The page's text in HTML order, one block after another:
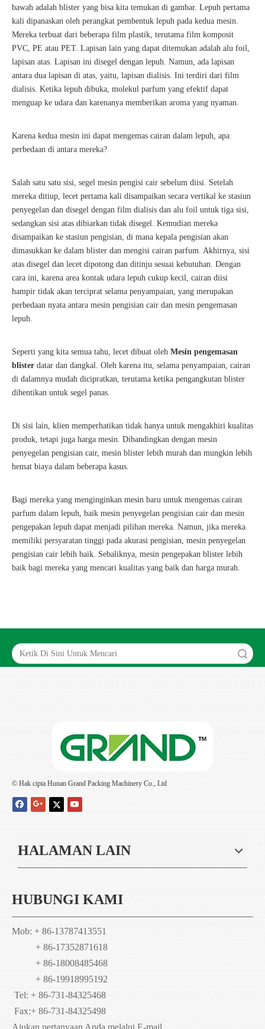
bawah adalah blister yang bisa kita temukan di gambar. Lepuh pertama
kali dipanaskan oleh perangkat pembentuk lepuh pada kedua mesin.
Mereka terbuat dari beberapa film plastik, terutama film komposit
PVC, PE atau PET. Lapisan lain yang dapat ditemukan adalah alu foil,
lapisan atas. Lapisan ini disegel dengan lepuh. Namun, ada lapisan
antara dua lapisan di atas, yaitu, lapisan dialisis. Ini terdiri dari film
dialisis. Ketika lepuh dibuka, molekul parfum yang efektif dapat
menguap ke udara dan karenanya memberikan aroma yang nyaman.
Karena kedua mesin ini dapat mengemas cairan dalam lepuh, apa
perbedaan di antara mereka?
Salah satu satu sisi, segel mesin pengisi cair sebelum diisi. Setelah
mereka ditiup, lecet pertama kali disampaikan secara vertikal ke stasiun
penyegelan dan disegel dengan film dialisis dan alu foil untuk tiga sisi,
sedangkan sisi atas dibiarkan tidak disegel. Kemudian mereka
disampaikan ke stasiun pengisian, di mana kepala pengisian akan
dimasukkan ke dalam blister dan mengisi cairan parfum. Akhirnya, sisi
atas disegel dan lecet dipotong dan ditinju sesuai kebutuhan. Dengan
cara ini, karena area kontak udara lepuh cukup kecil, cairan diisi
hampir tidak akan terciprat selama penyampaian, yang merupakan
perbedaan nyata antara mesin pengisian cair dan mesin pengemasan
lepuh.
Seperti yang kita semua tahu, lecet dibuat oleh Mesin pengemasan
blister datar dan dangkal. Oleh karena itu, selama penyampaian, cairan
di dalamnya mudah dicipratkan, terutama ketika pengangkutan blister
dihentikan untuk segel panas.
Di sisi lain, klien memperhatikan tidak hanya untuk mengakhiri kualitas
produk, tetapi juga harga mesin. Dibandingkan dengan mesin
penyegelan pengisian cair, mesin blister lebih murah dan mungkin lebih
hemat biaya dalam beberapa kasus.
Bagi mereka yang menginginkan mesin baru untuk mengemas cairan
parfum dalam lepuh, baik mesin penyegelan pengisian cair dan mesin
pengepakan lepuh dapat menjadi pilihan mereka. Namun, jika mereka
memiliki persyaratan tinggi pada akurasi pengisian, mesin penyegelan
pengisian cair lebih baik. Sebaliknya, mesin pengepakan blister lebih
baik bagi mereka yang mencari kualitas yang baik dan harga murah.
© Hak cipta Hunan Grand Packing Machinery Co., Ltd
HALAMAN LAIN
HUBUNGI KAMI
Mob: + 86-13787413551
+ 86-17352871618
+ 86-18008485468
+ 86-19918995192
Tel: + 86-731-84325468
Fax:+ 86-731-84325498
Ajukan pertanyaan Anda melalui E-mail